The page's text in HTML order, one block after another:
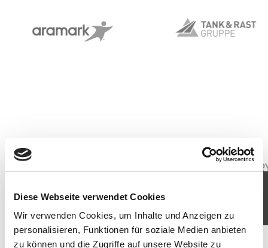
Diese Webseite verwendet Cookies
Wir verwenden Cookies, um Inhalte und Anzeigen zu
personalisieren, Funktionen für soziale Medien anbieten
zu können und die Zugriffe auf unsere Website zu
JETZT BEWERBEN